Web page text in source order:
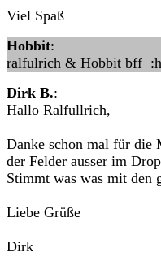
Viel Spaß
Hobbit:
ralfulrich & Hobbit bff
Dirk B.:
Hallo Ralfullrich,
Danke schon mal für die
der Felder ausser im
Stimmt was was mit den
Liebe Grüße
Dirk